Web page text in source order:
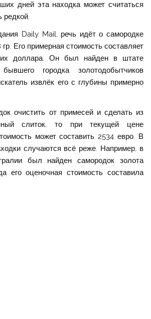
дней эта находка может считаться
редкой.
Daily Mail, речь идёт о самородке
Его примерная стоимость составляет
доллара. Он был найден в штате
городка золотодобытчиков
извлёк его с глубины примерно
очистить от примесей и сделать из
слиток, то при текущей цене
может составить 2534 евро. В
случаются всё реже. Например, в
был найден самородок золота
его оценочная стоимость составила